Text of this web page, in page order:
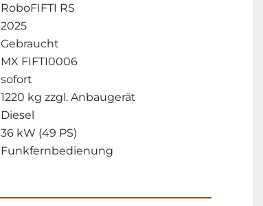
RoboFIFTI RS
2025
Gebraucht
MX FIFTI0006
sofort
1220 kg zzgl. Anbaugerät
Diesel
36 kW (49 PS)
Funkfernbedienung